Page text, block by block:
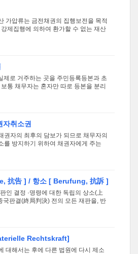
가압류는 금전채권의 집행보전을 목적
제집행에 의하여 환가할 수 없는 재산
용되지 않는다 가압류는 금전채권추심
전하고자 하는 것이므로 압류가 금지
제로 거주하는 곳을 주민등록등본과 초
통 채무자는 혼자만 따로 등본을 분리
므로 가족의 소재를 파악하는 것이 좋
등.초본주소지에 채무자도 함께 사는
자취소권
권자의 최후의 담보가 되므로 채무자의
를 방지하기 위하여 채권자에게 주는
행하여야 할 시기에 채무를 이행하지
적으로라도 채무의 이행을 받아야 할
抗告 ] / 항소 [ Berufung, 抗訴 ]
인 결정 ·명령에 대한 독립의 상소(上
판결(終局判決) 전의 모든 재판을, 반
상소법원의 판단을 받게 하면, 절차가
에서 종국판결이 취소될 가능성이 많아
Rechtskraft]
대해서는 후에 다른 법원에 다시 제소